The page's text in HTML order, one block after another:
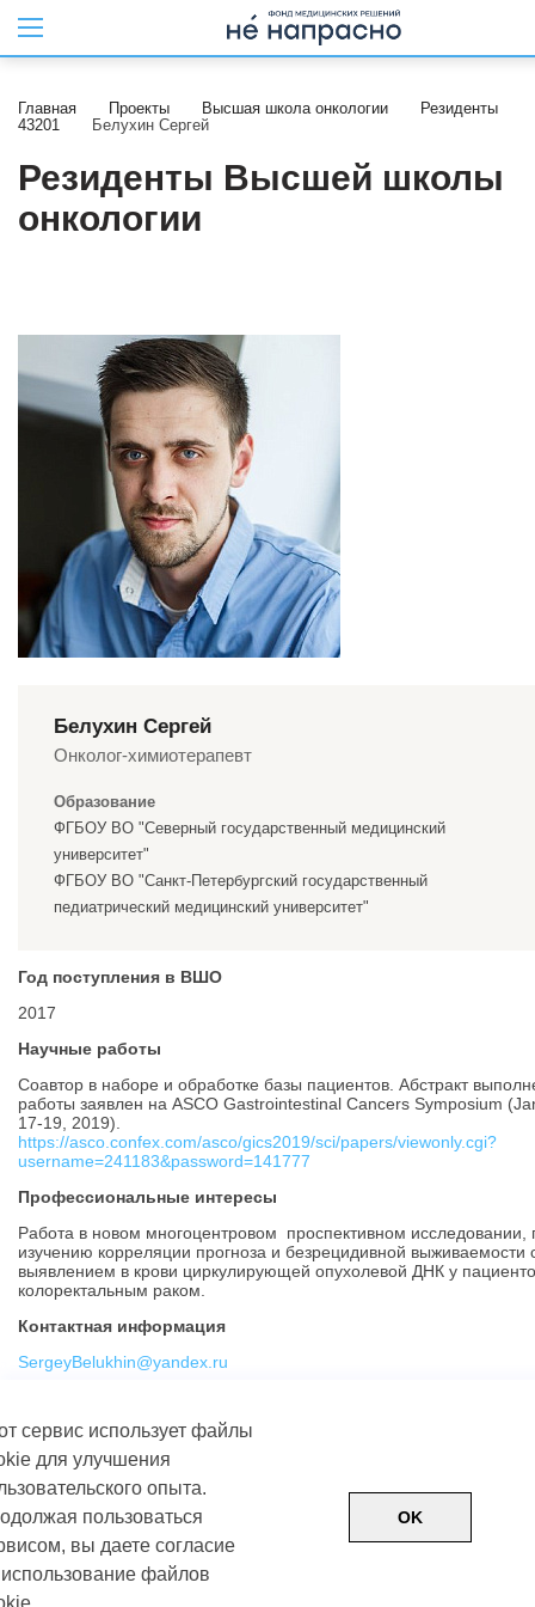
Главная Проекты Высшая школа онкологии
Резиденты
43201
Белухин Сергей
Резиденты Высшей школы
онкологии
Белухин Сергей
Онколог-химиотерапевт
Образование
ФГБОУ ВО "Северный государственный медицинский
университет"
ФГБОУ ВО "Санкт-Петербургский государственный
педиатрический медицинский университет"
Год поступления в ВШО
2017
Научные работы
Соавтор в наборе и обработке базы пациентов. Абстракт
работы заявлен на ASCO Gastrointestinal Cancers Symposium
17-19, 2019).
https://asco.confex.com/asco/gics2019/sci/papers/viewonly.cgi?
username=241183&password=141777
Профессиональные интересы
Работа в новом многоцентровом проспективном исследовании,
изучению корреляции прогноза и безрецидивной выживаемости
выявлением в крови циркулирующей опухолевой ДНК у
колоректальным раком.
Контактная информация
SergeyBelukhin@yandex.ru
Пользовательское соглашение
сервис использует файлы
для улучшения
опыта.
пользоваться
вы даете согласие
файлов
OK